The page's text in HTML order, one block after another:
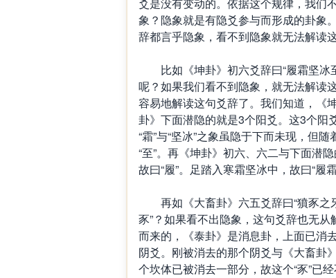
爻是没有变动的。依据这个规律，我们
象？隐象就是有隐爻参与而形成的卦象
辞都言乎隐象，看不到隐象就无法解读
比如《坤卦》初六爻辞曰“履霜坚冰至
呢？如果我们看不到隐象，就无法解读
容易地解读这句爻辞了。我们知道，《
卦》下面潜隐的就是3个阳爻。这3个阳爻
“霜”与“坚冰”之象虽隐于下而未现，但
“至”。再《坤卦》初六、六二与下面潜
故曰“履”。足踏入寒霜坚冰中，故曰“履霜
再如《大畜卦》六五爻辞曰“獖豕之
豕”？如果看不出隐象，这句爻辞也无
而来的，《泰卦》是消息卦，上面已消
阴爻。刚被消去的那个阴爻与《大畜卦
个坎体已被消去一部分，故这个“豕”已